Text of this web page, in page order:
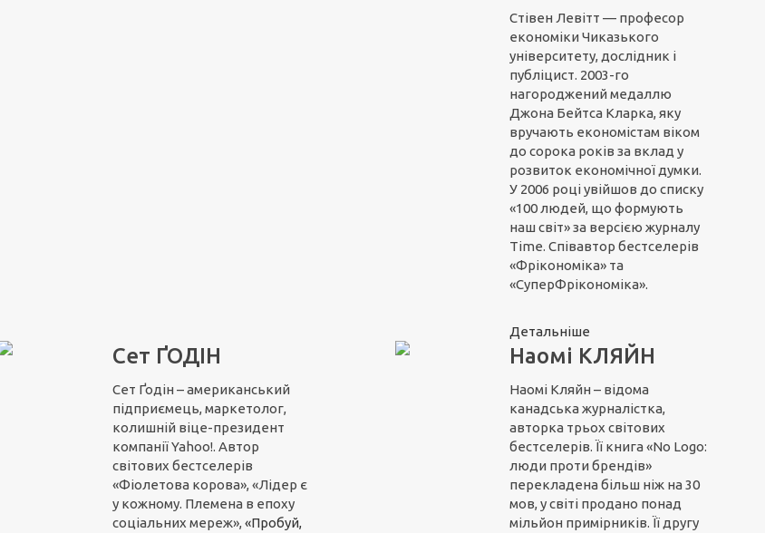
Стівен Левітт — професор
економіки Чиказького
університету, дослідник і
публіцист. 2003-го
нагороджений медаллю
Джона Бейтса Кларка, яку
вручають економістам віком
до сорока років за вклад у
розвиток економічної думки.
У 2006 році увійшов до списку
«100 людей, що формують
наш світ» за версією журналу
Time. Співавтор бестселерів
«Фрікономіка» та
«СуперФрікономіка».
Детальніше
Сет ҐОДІН
Сет Ґодін – американський
підприємець, маркетолог,
колишній віце-президент
компанії Yahoo!. Автор
світових бестселерів
«Фіолетова корова», «Лідер є
у кожному. Племена в епоху
соціальних мереж», «Пробуй,
Наомі КЛЯЙН
Наомі Кляйн – відома
канадська журналістка,
авторка трьох світових
бестселерів. Її книга «No Logo:
люди проти брендів»
перекладена більш ніж на 30
мов, у світі продано понад
мільйон примірників. Її другу